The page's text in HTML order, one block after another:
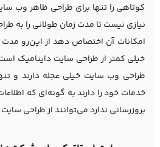
کوتاهی را تنها برای طراحی ظاهر وب
نیازی نیست تا مدت زمان طولانی را به
امکانات آن اختصاص دهد از این‌رو
خیلی کمتر از طراحی سایت داینامیک
طراحی وب سایت خیلی عجله دارند و
خدمات خود را دارند به گونه‌ای که
بروزرسانی ندارد می‌توانند از طراحی